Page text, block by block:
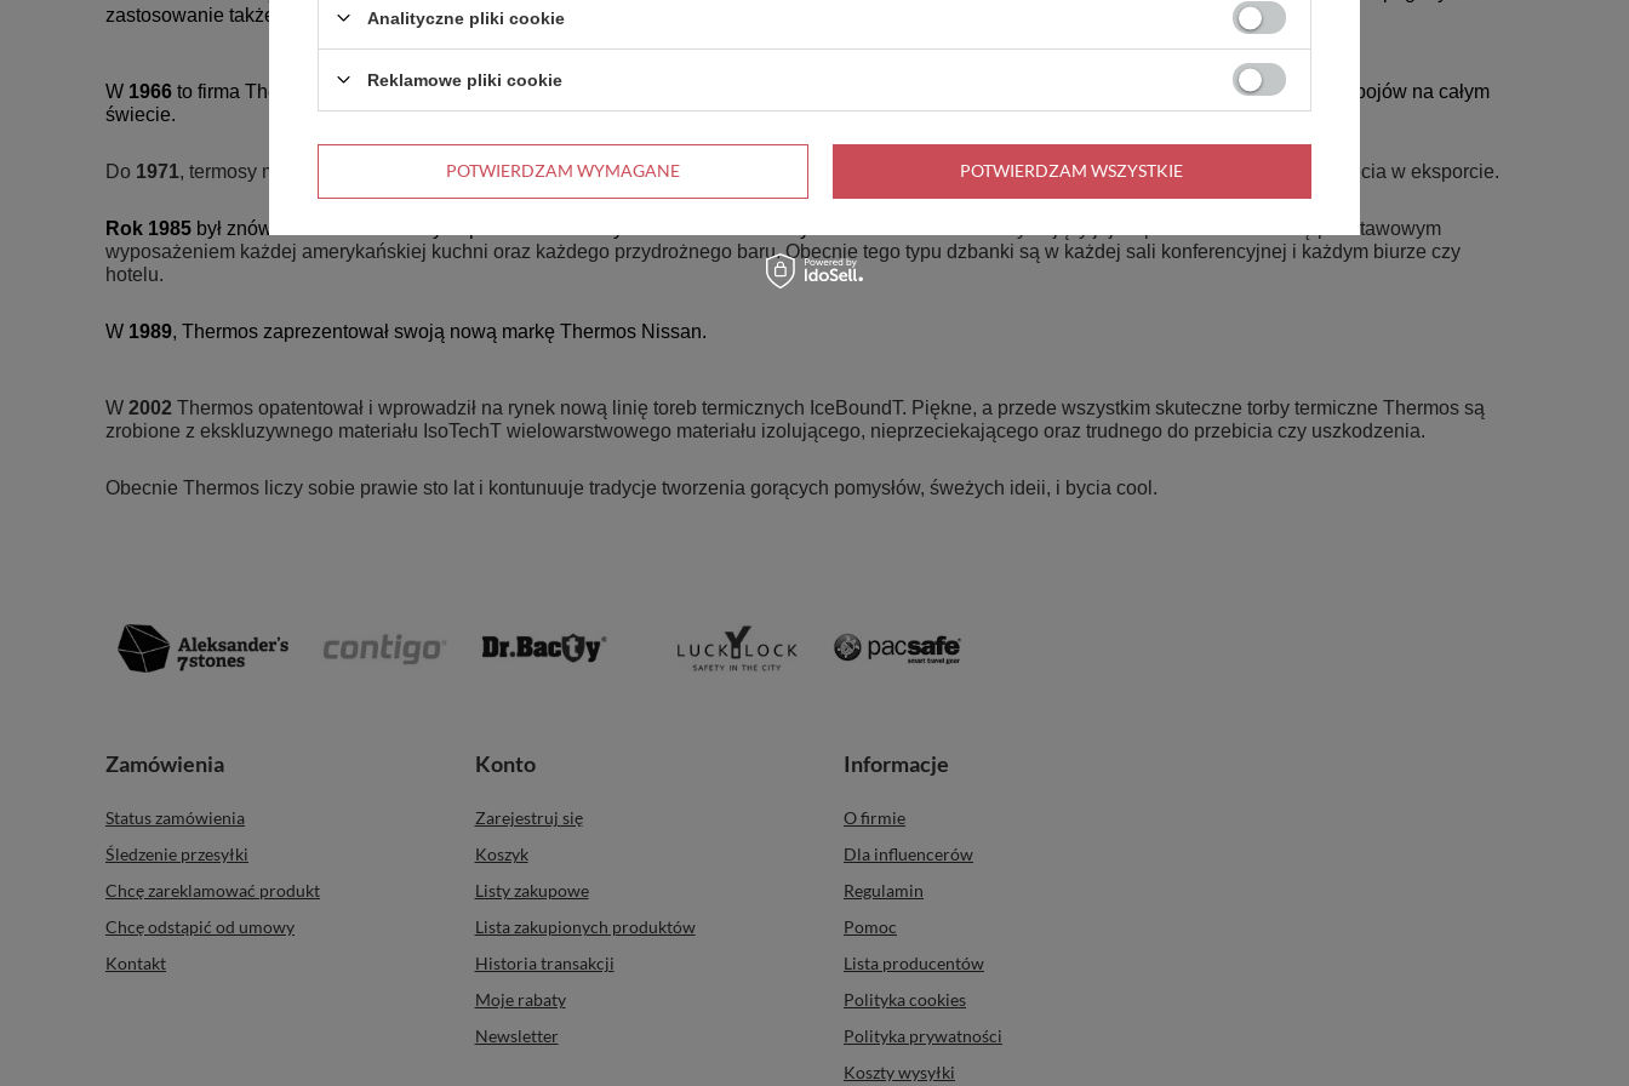
zastosowanie także do przewozu rybek akwariowych, krwi, osocza, insuliny.
W 1966 to firma Thermos wprowadziła pierwszą próżniową butelkę wykonaną ze stali. Ten produkt zrewolucjonizował rynek ciepłych i zimnych napojów na całym
świecie.
Do 1971, termosy marki Thermos były eksportowane do ponad 100 krajów na całym świecie. Firma otrzymała Nagrodę Królowej Anglii za osiągnięcia w eksporcie.
Rok 1985 był znów sukcesem dla firmy. Wprowadzono na rynek dzbanek do kawy
trzymujący jej ciepło. Produkt stał się podstawowym
wyposażeniem każdej amerykańskiej kuchni oraz każdego przydrożnego baru. Obecnie tego typu dzbanki są w każdej sali konferencyjnej i każdym biurze czy
hotelu.
W 1989, Thermos zaprezentował swoją nową markę Thermos Nissan.
W 2002 Thermos opatentował i wprowadził na rynek nową linię toreb termicznych IceBoundT. Piękne, a przede wszystkim skuteczne torby termiczne Thermos są
zrobione z ekskluzywnego materiału IsoTechT wielowarstwowego materiału izolującego, nieprzeciekającego oraz trudnego do przebicia czy uszkodzenia.
Obecnie Thermos liczy sobie prawie sto lat i kontunuuje tradycje tworzenia gorących pomysłów, śweżych ideii, i bycia cool.
Zamówienia
Status zamówienia
Śledzenie przesyłki
Chcę zareklamować produkt
Chcę odstąpić od umowy
Kontakt
Konto
Zarejestruj się
Koszyk
Listy zakupowe
Lista zakupionych produktów
Historia transakcji
Moje rabaty
Newsletter
Informacje
O firmie
Dla influencerów
Regulamin
Pomoc
Lista producentów
Polityka cookies
Polityka prywatności
Koszty wysyłki
Analityczne pliki cookie
Reklamowe pliki cookie
POTWIERDZAM WYMAGANE POTWIERDZAM WSZYSTKIE